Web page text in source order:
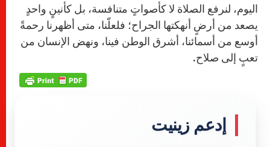
اليوم، لنرفع الصلاة لا كأصواتٍ متنافسة، بل كأنينٍ واحدٍ
يصعد من أرضٍ أنهكتها الجراح؛ فلعلّنا، متى أظهرنا رحمةً
أوسع من أسمائنا، أشرق الوطن فينا، ونهض الإنسان من
تعبٍ إلى صلاح.
إدعم زينيت